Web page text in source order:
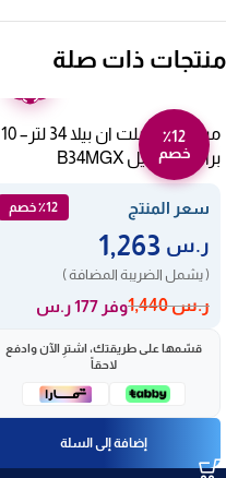
منتجات ذات صلة
٪12
خصم
ميكروويف بلت ان بيلا 34 لتر– 10
برامج – ستيل B34MGX
سعر المنتج ٪12 خصم
ر.س
( يشمل الضريبة المضافة )
ر.س1,440 وفر 177 ر.س
قسّمها على طريقتك، اشترِ الآن وادفع
لاحقاً
إضافة إلى السلة